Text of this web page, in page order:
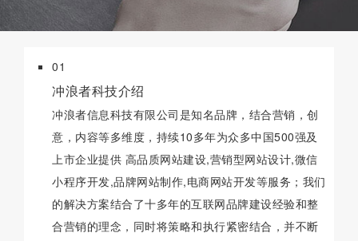
01
冲浪者科技介绍
冲浪者信息科技有限公司是知名品牌，结合营销，创
意，内容等多维度，持续10多年为众多中国500强及
上市企业提供 高品质网站建设,营销型网站设计,微信
小程序开发,品牌网站制作,电商网站开发等服务；我们
的解决方案结合了十多年的互联网品牌建设经验和整
合营销的理念，同时将策略和执行紧密结合，并不断